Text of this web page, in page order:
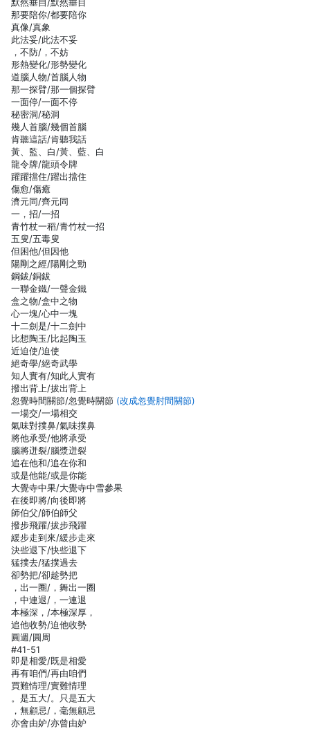
那要陪你/都要陪你
真像/真象
此法妥/此法不妥
，不防/，不妨
形熱變化/形勢變化
道腦人物/首腦人物
那一探臂/那一個探臂
一面停/一面不停
秘密洞/秘洞
幾人首腦/幾個首腦
肯聽這話/肯聽我話
黃、監、白/黃、藍、白
龍令牌/龍頭令牌
躍躍擋住/躍出擋住
傷愈/傷癒
濟元同/齊元同
一，招/一招
青竹杖一稻/青竹杖一招
五叟/五毒叟
但困他/但因他
陽剛之經/陽剛之勁
鋼鈸/銅鈸
一聯金鐵/一聲金鐵
盒之物/盒中之物
心一塊/心中一塊
十二劍是/十二劍中
比想陶玉/比起陶玉
近迫使/迫使
絕奇學/絕奇武學
知人實有/知此人實有
撥出背上/拔出背上
忽覺時間關節/忽覺時關節 (改成忽覺肘間關節)
一場交/一場相交
氣味對撲鼻/氣味撲鼻
將他承受/他將承受
腦將迸裂/腦漿迸裂
追在他和/追在你和
或是他能/或是你能
大覺寺中果/大覺寺中雪參果
在後即將/向後即將
師伯父/師伯師父
撥步飛躍/拔步飛躍
緩步走到來/緩步走來
決些退下/快些退下
猛撲去/猛撲過去
卻勢把/卻趁勢把
，出一圈/，舞出一圈
，中連退/，一連退
本極深，/本極深厚，
追他收勢/迫他收勢
圓週/圓周
#41-51
即是相愛/既是相愛
再有咱們/再由咱們
買難情理/實難情理
。是五大/。只是五大
，無顧忌/，毫無顧忌
亦會由妒/亦曾由妒